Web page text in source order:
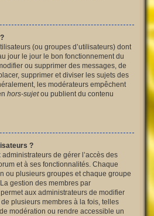
(ou groupes d’utilisateurs) dont
jour le jour le bon fonctionnement du
ou supprimer des messages, de
supprimer et diviser les sujets des
les modérateurs empêchent
hors-sujetou publient du contenu
?
de gérer l’accès des
et à ses fonctionnalités. Chaque
ou plusieurs groupes et chaque groupe
gestion des membres par
aux administrateurs de modifier
plusieurs membres à la fois, telles
modération ou rendre accessible un